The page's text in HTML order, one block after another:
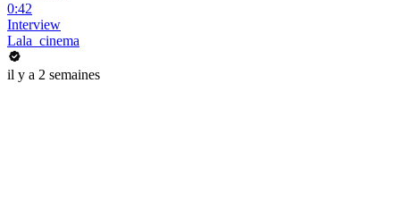
0:42
Interview
Lala_cinema
il y a 2 semaines